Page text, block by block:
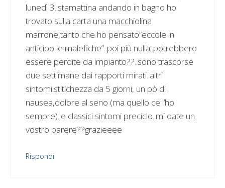
lunedì 3..stamattina andando in bagno ho
trovato sulla carta una macchiolina
marrone,tanto che ho pensato”eccole in
anticipo le malefiche”..poi più nulla..potrebbero
essere perdite da impianto??..sono trascorse
due settimane dai rapporti mirati..altri
sintomi:stitichezza da 5 giorni, un pò di
nausea,dolore al seno (ma quello ce l’ho
sempre)..e classici sintomi preciclo..mi date un
vostro parere??grazieeee
Rispondi